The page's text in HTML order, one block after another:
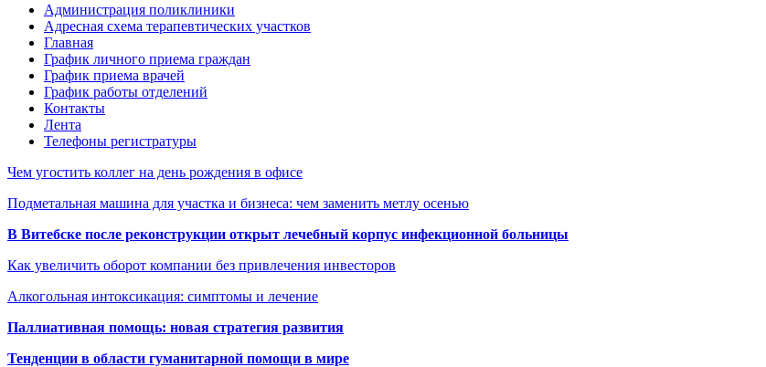
Администрация поликлиники
Адресная схема терапевтических участков
Главная
График личного приема граждан
График приема врачей
График работы отделений
Контакты
Лента
Телефоны регистратуры
Чем угостить коллег на день рождения в офисе
Подметальная машина для участка и бизнеса: чем заменить метлу осенью
В Витебске после реконструкции открыт лечебный корпус инфекционной больницы
Как увеличить оборот компании без привлечения инвесторов
Алкогольная интоксикация: симптомы и лечение
Паллиативная помощь: новая стратегия развития
Тенденции в области гуманитарной помощи в мире